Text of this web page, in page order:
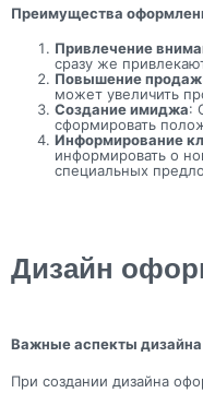
Преимущества
Привлечение
сразу же
Повышение продаж
может увеличить
Создание имиджа:
сформировать
Информирование
информировать о
специальных
Дизайн
Важные аспекты дизайна
При создании дизайна